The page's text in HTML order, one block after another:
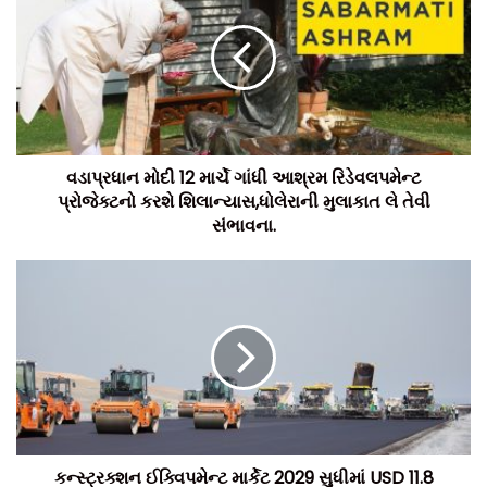
વડાપ્રધાન મોદી 12 માર્ચે ગાંધી આશ્રમ રિડેવલપમેન્ટ
પ્રોજેક્ટનો કરશે શિલાન્યાસ,ધોલેરાની મુલાકાત લે તેવી
સંભાવના.
કન્સ્ટ્રક્શન ઈક્વિપમેન્ટ માર્કેટ 2029 સુધીમાં USD 11.8